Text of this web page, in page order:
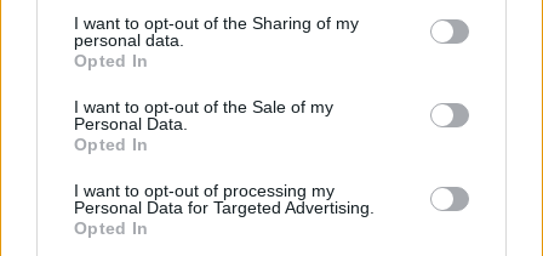
I want to opt-out of the Sharing of my
personal data.
Opted In
I want to opt-out of the Sale of my
Personal Data.
Opted In
I want to opt-out of processing my
Personal Data for Targeted Advertising.
Opted In
ХИРОШИМА ПО 81 ГОДИНА:
НАЈЧИТАНИ ВО ПОСЛЕДНИ 7 ДЕНА